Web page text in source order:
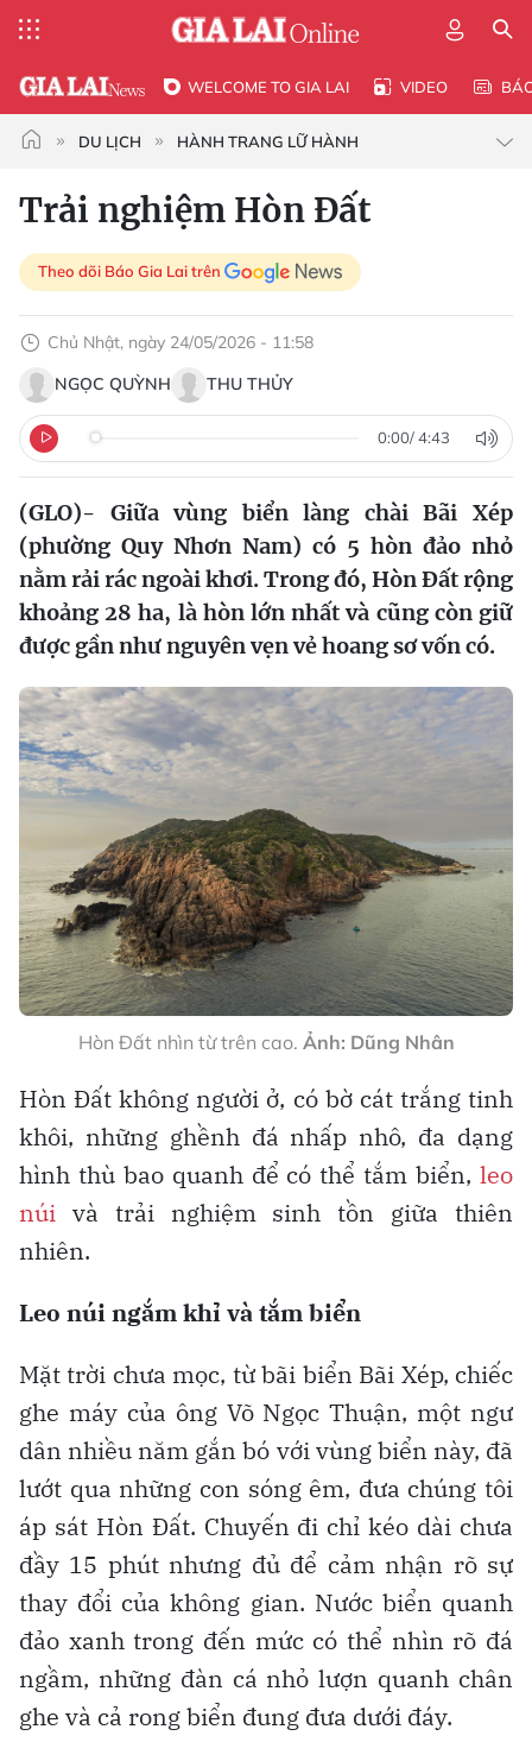
WELCOME TO GIA LAI VIDEO
DU LỊCH HÀNH TRANG LỮ HÀNH
Trải nghiệm Hòn Đất
Theo dõi Báo Gia Lai trên
Chủ Nhật, ngày 24/05/2026 - 11:58
NGỌC QUỲNH
THU THỦY
0:00/4:43
(GLO)- Giữa vùng biển làng chài Bãi Xép
(phường Quy Nhơn Nam) có 5 hòn đảo nhỏ
nằm rải rác ngoài khơi. Trong đó, Hòn Đất rộng
khoảng 28 ha, là hòn lớn nhất và cũng còn giữ
được gần như nguyên vẹn vẻ hoang sơ vốn có.
Hòn Đất nhìn từ trên cao. Ảnh: Dũng Nhân
Hòn Đất không người ở, có bờ cát trắng tinh
khôi, những ghềnh đá nhấp nhô, đa dạng
hình thù bao quanh để có thể tắm biển, leo
núi và trải nghiệm sinh tồn giữa thiên
nhiên.
Leo núi ngắm khỉ và tắm biển
Mặt trời chưa mọc, từ bãi biển Bãi Xép, chiếc
ghe máy của ông Võ Ngọc Thuận, một ngư
dân nhiều năm gắn bó với vùng biển này, đã
lướt qua những con sóng êm, đưa chúng tôi
áp sát Hòn Đất. Chuyến đi chỉ kéo dài chưa
đầy 15 phút nhưng đủ để cảm nhận rõ sự
thay đổi của không gian. Nước biển quanh
đảo xanh trong đến mức có thể nhìn rõ đá
ngầm, những đàn cá nhỏ lượn quanh chân
ghe và cả rong biển đung đưa dưới đáy.